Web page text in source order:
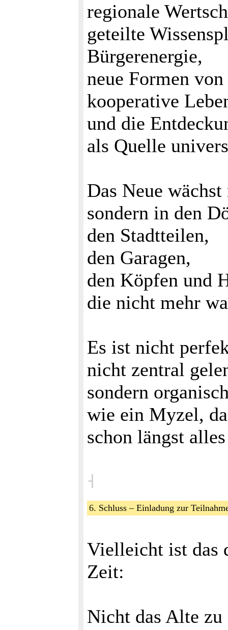
regionale
geteilte
Bürgerenergie,
neue Formen von
kooperative
und die
als Quelle
Das Neue
sondern in den
den Stadtteilen,
den Garagen,
den Köpfen und
die nicht mehr
Es ist nicht
nicht zentral
sondern
wie ein Myzel,
schon längst
˧
6. Schluss – Einladung zur
Vielleicht ist das
Zeit:
Nicht das Alte zu